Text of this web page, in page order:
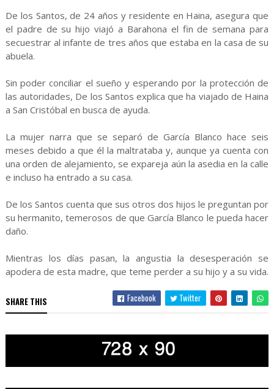
De los Santos, de 24 años y residente en Haina, asegura que
el padre de su hijo viajó a Barahona el fin de semana para
secuestrar al infante de tres años que estaba en la casa de su
abuela.
Sin poder conciliar el sueño y esperando por la protección de
las autoridades, De los Santos explica que ha viajado de Haina
a San Cristóbal en busca de ayuda.
La mujer narra que se separó de García Blanco hace seis
meses debido a que él la maltrataba y, aunque ya cuenta con
una orden de alejamiento, se expareja aún la asedia en la calle
e incluso ha entrado a su casa.
De los Santos cuenta que sus otros dos hijos le preguntan por
su hermanito, temerosos de que García Blanco le pueda hacer
daño.
Mientras los días pasan, la angustia la desesperación se
apodera de esta madre, que teme perder a su hijo y a su vida.
SHARE THIS Facebook Twitter